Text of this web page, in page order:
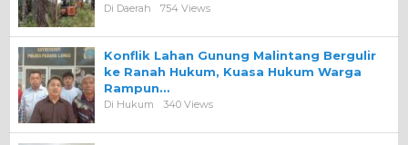
Di Daerah 754 Views
Konflik Lahan Gunung Malintang Bergulir
ke Ranah Hukum, Kuasa Hukum Warga
Rampun…
Di Hukum 340 Views